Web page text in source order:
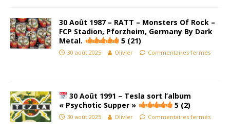
30 Août 1987 – RATT – Monsters Of Rock –
FCP Stadion, Pforzheim, Germany By Dark
Metal.
5 (21)
30 août 2025 Olivier Commentaires fermés
30 Août 1991 – Tesla sort l’album
« Psychotic Supper »
5 (2)
30 août 2025 Olivier Commentaires fermés